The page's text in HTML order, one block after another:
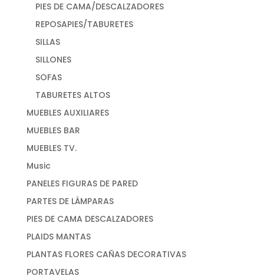
PIES DE CAMA/DESCALZADORES
REPOSAPIES/TABURETES
SILLAS
SILLONES
SOFAS
TABURETES ALTOS
MUEBLES AUXILIARES
MUEBLES BAR
MUEBLES TV.
Music
PANELES FIGURAS DE PARED
PARTES DE LÁMPARAS
PIES DE CAMA DESCALZADORES
PLAIDS MANTAS
PLANTAS FLORES CAÑAS DECORATIVAS
PORTAVELAS